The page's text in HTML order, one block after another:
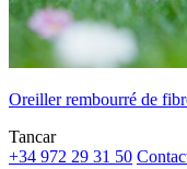
Oreiller rembourré de
Tancar
+34 972 29 31 50